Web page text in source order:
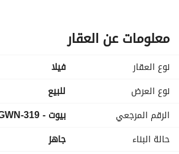
نصف تشطيب
غير مجروحه في موقع مميز في وسط الكومباوند
معلومات عن العقار
نوع العقار
فیلا
نوع العرض
للبيع
الرقم المرجعي
بيوت - 319-fwBGWN
حالة البناء
جاهز